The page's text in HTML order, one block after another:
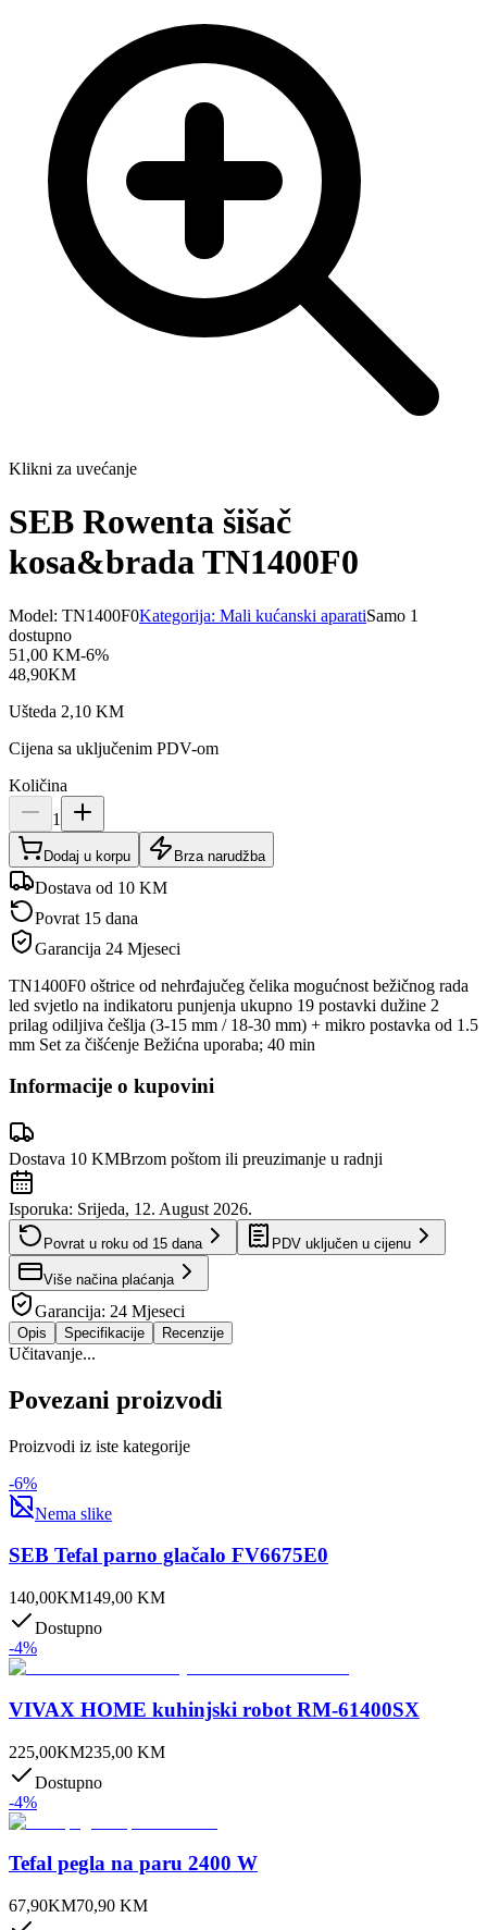
Klikni za uvećanje
SEB Rowenta šišač
kosa&brada TN1400F0
Model: TN1400F0Kategorija: Mali kućanski aparatiSamo 1
dostupno
51,00 KM-6%
48,90KM
Ušteda 2,10 KM
Cijena sa uključenim PDV-om
Količina
1
Dodaj u korpu Brza narudžba
Dostava od 10 KM
Povrat 15 dana
Garancija 24 Mjeseci
TN1400F0 oštrice od nehrđajučeg čelika mogućnost bežičnog rada
led svjetlo na indikatoru punjenja ukupno 19 postavki dužine 2
prilag odiljiva češlja (3-15 mm / 18-30 mm) + mikro postavka od 1.5
mm Set za čišćenje Bežićna uporaba; 40 min
Informacije o kupovini
Dostava 10 KMBrzom poštom ili preuzimanje u radnji
Isporuka: Srijeda, 12. August 2026.
Povrat u roku od 15 dana PDV uključen u cijenu
Više načina plaćanja
Garancija: 24 Mjeseci
Opis Specifikacije Recenzije
Učitavanje...
Povezani proizvodi
Proizvodi iz iste kategorije
-6%
Nema slike
SEB Tefal parno glačalo FV6675E0
140,00KM149,00 KM
Dostupno
-4%
VIVAX HOME kuhinjski robot RM-61400SX
225,00KM235,00 KM
Dostupno
-4%
Tefal pegla na paru 2400 W
67,90KM70,90 KM